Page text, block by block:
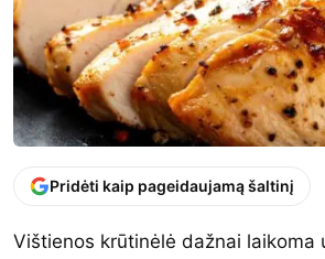
Pridėti kaip pageidaujamą šaltinį
Vištienos krūtinėlė dažnai laikoma